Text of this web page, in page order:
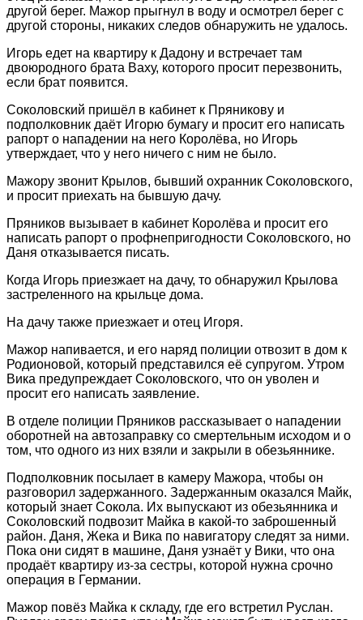
другой берег. Мажор прыгнул в воду и осмотрел берег с
другой стороны, никаких следов обнаружить не удалось.
Игорь едет на квартиру к Дадону и встречает там
двоюродного брата Ваху, которого просит перезвонить,
если брат появится.
Соколовский пришёл в кабинет к Пряникову и
подполковник даёт Игорю бумагу и просит его написать
рапорт о нападении на него Королёва, но Игорь
утверждает, что у него ничего с ним не было.
Мажору звонит Крылов, бывший охранник Соколовского,
и просит приехать на бывшую дачу.
Пряников вызывает в кабинет Королёва и просит его
написать рапорт о профнепригодности Соколовского, но
Даня отказывается писать.
Когда Игорь приезжает на дачу, то обнаружил Крылова
застреленного на крыльце дома.
На дачу также приезжает и отец Игоря.
Мажор напивается, и его наряд полиции отвозит в дом к
Родионовой, который представился её супругом. Утром
Вика предупреждает Соколовского, что он уволен и
просит его написать заявление.
В отделе полиции Пряников рассказывает о нападении
оборотней на автозаправку со смертельным исходом и о
том, что одного из них взяли и закрыли в обезьяннике.
Подполковник посылает в камеру Мажора, чтобы он
разговорил задержанного. Задержанным оказался Майк,
который знает Сокола. Их выпускают из обезьянника и
Соколовский подвозит Майка в какой-то заброшенный
район. Даня, Жека и Вика по навигатору следят за ними.
Пока они сидят в машине, Даня узнаёт у Вики, что она
продаёт квартиру из-за сестры, которой нужна срочно
операция в Германии.
Мажор повёз Майка к складу, где его встретил Руслан.